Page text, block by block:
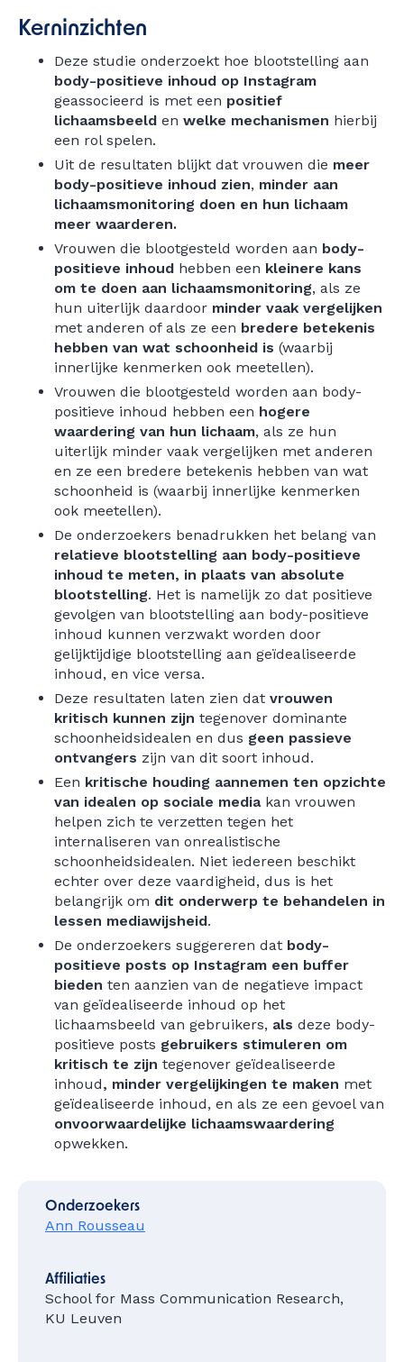
Kerninzichten
Deze studie onderzoekt hoe blootstelling aan
body-positieve inhoud op Instagram
geassocieerd is met een positief
lichaamsbeeld en welke mechanismen hierbij
een rol spelen.
Uit de resultaten blijkt dat vrouwen die meer
body-positieve inhoud zien, minder aan
lichaamsmonitoring doen en hun lichaam
meer waarderen.
Vrouwen die blootgesteld worden aan body-
positieve inhoud hebben een kleinere kans
om te doen aan lichaamsmonitoring, als ze
hun uiterlijk daardoor minder vaak vergelijken
met anderen of als ze een bredere betekenis
hebben van wat schoonheid is (waarbij
innerlijke kenmerken ook meetellen).
Vrouwen die blootgesteld worden aan body-
positieve inhoud hebben een hogere
waardering van hun lichaam, als ze hun
uiterlijk minder vaak vergelijken met anderen
en ze een bredere betekenis hebben van wat
schoonheid is (waarbij innerlijke kenmerken
ook meetellen).
De onderzoekers benadrukken het belang van
relatieve blootstelling aan body-positieve
inhoud te meten, in plaats van absolute
blootstelling. Het is namelijk zo dat positieve
gevolgen van blootstelling aan body-positieve
inhoud kunnen verzwakt worden door
gelijktijdige blootstelling aan geïdealiseerde
inhoud, en vice versa.
Deze resultaten laten zien dat vrouwen
kritisch kunnen zijn tegenover dominante
schoonheidsidealen en dus geen passieve
ontvangers zijn van dit soort inhoud.
Een kritische houding aannemen ten opzichte
van idealen op sociale mediakan vrouwen
helpen zich te verzetten tegen het
internaliseren van onrealistische
schoonheidsidealen. Niet iedereen beschikt
echter over deze vaardigheid, dus is het
belangrijk om dit onderwerp te behandelen in
lessen mediawijsheid.
De onderzoekers suggereren dat body-
positieve posts op Instagram een buffer
bieden ten aanzien van de negatieve impact
van geïdealiseerde inhoud op het
lichaamsbeeld van gebruikers, als deze body-
positieve posts gebruikers stimuleren om
kritisch te zijn tegenover geïdealiseerde
inhoud, minder vergelijkingen te maken met
geïdealiseerde inhoud, en als ze een gevoel van
onvoorwaardelijke lichaamswaardering
opwekken.
Onderzoekers
Ann Rousseau
Affiliaties
School for Mass Communication Research,
KU Leuven